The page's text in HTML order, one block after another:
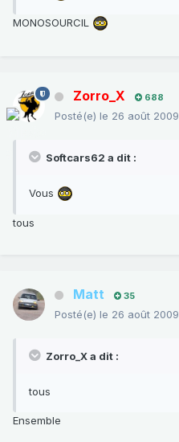
MONOSOURCIL
Zorro_X 688
Posté(e) le 26 août 2009
Softcars62 a dit :
Vous
tous
Matt 35
Posté(e) le 26 août 2009
Zorro_X a dit :
tous
Ensemble